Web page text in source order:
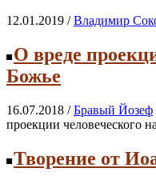
12.01.2019 /Владимир
О вреде
Божье
16.07.2018 /Бравый Йозеф
проекции человеческого
Творение от